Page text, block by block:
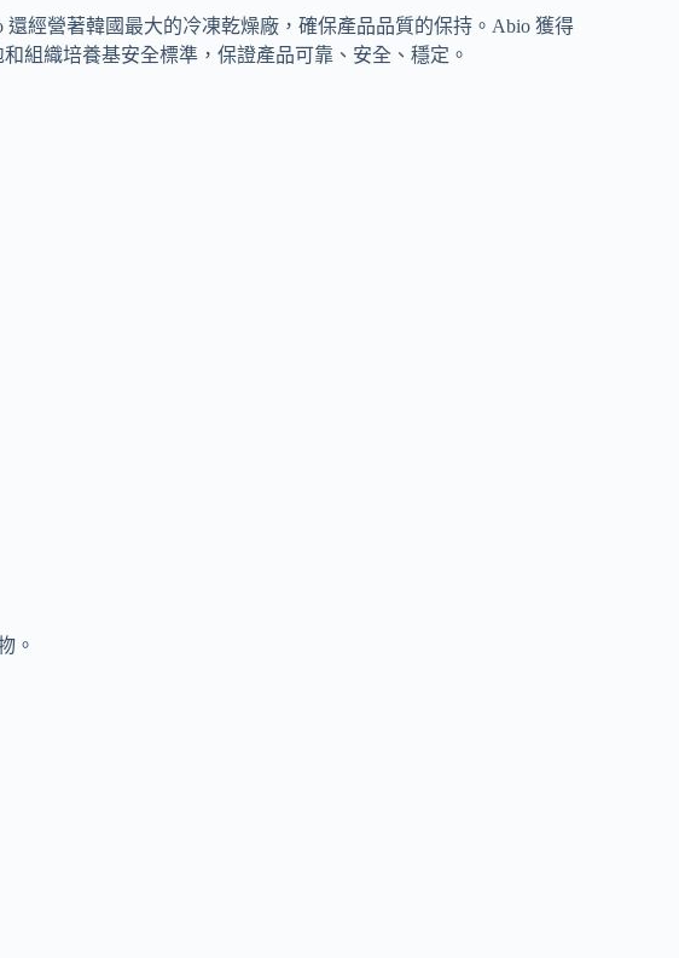
經營著韓國最大的冷凍乾燥廠，確保產品品質的保持。Abio 獲得
組織培養基安全標準，保證產品可靠、安全、穩定。
。